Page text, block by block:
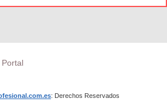
: Derechos Reservados